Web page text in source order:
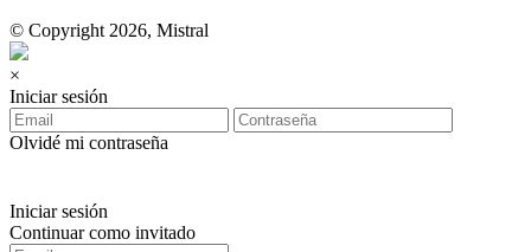
© Copyright 2026, Mistral
×
Iniciar sesión
Olvidé mi contraseña
Iniciar sesión
Continuar como invitado